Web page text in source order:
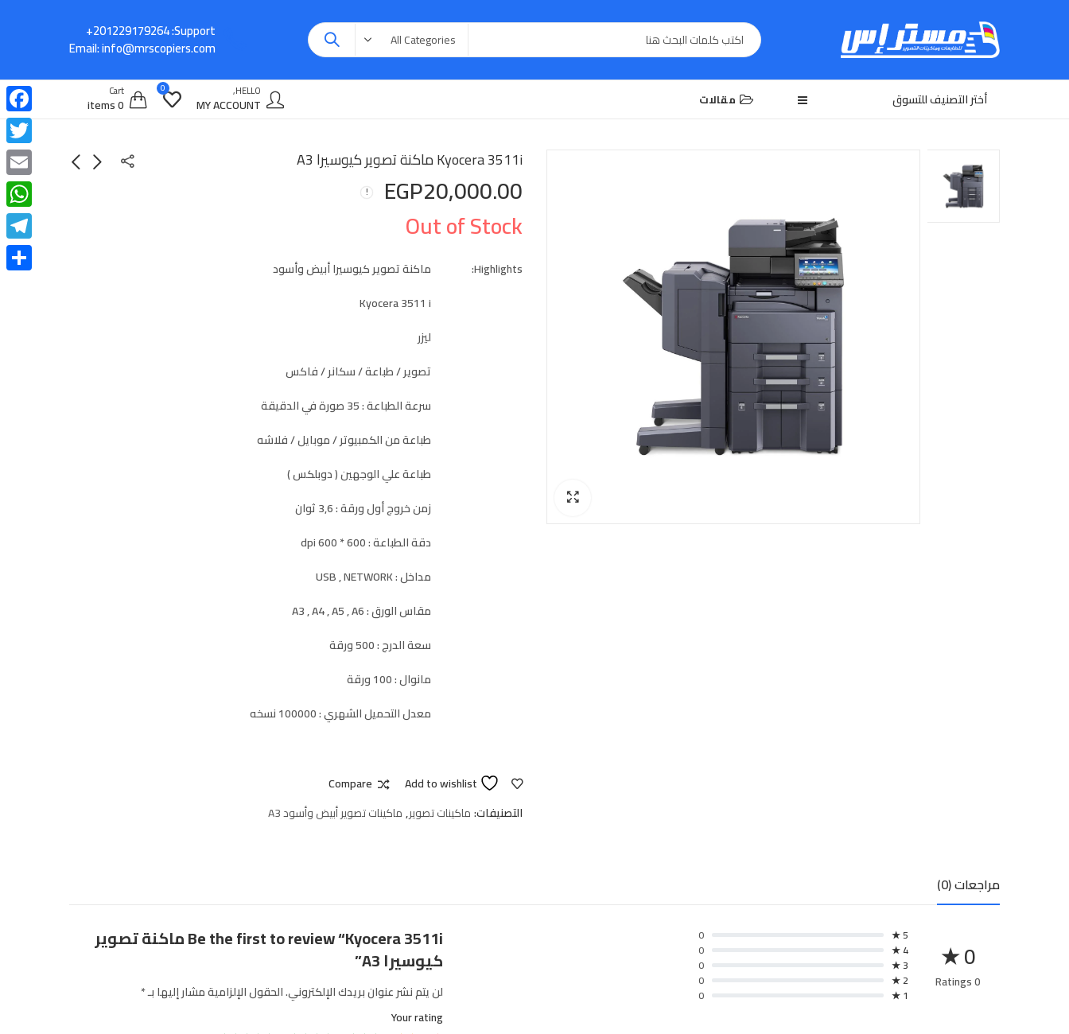
Support:
Email:info@mrscopiers.com
أختر التصنيف للتسوق مقالات HELLO,
MY ACCOUNT
0
Cart
0 items
Kyocera 3511i ماكنة تصوير كيوسيرا A3
EGP20,000.00
Out of Stock
Highlights:
ماكنة تصوير كيوسيرا أبيض وأسود
Kyocera 3511 i
ليزر
تصوير / طباعة / سكانر / فاكس
سرعة الطباعة : 35 صورة في الدقيقة
طباعة من الكمبيوتر / موبايل / فلاشه
طباعة علي الوجهين ( دوبلكس )
زمن خروج أول ورقة : 3,6 ثوان
دقة الطباعة : 600 * 600 dpi
مداخل : USB , NETWORK
مقاس الورق : A3 , A4 , A5 , A6
سعة الدرج : 500 ورقة
مانوال : 100 ورقة
معدل التحميل الشهري : 100000 نسخه
Add to wishlist
Compare
التصنيفات:ماكينات تصوير,ماكينات تصوير أبيض وأسود A3
مراجعات (0)
0 ★
0 Ratings
5 ★
0
4 ★
0
3 ★
0
2 ★
0
1 ★
0
Be the first to review “Kyocera 3511i ماكنة تصوير
كيوسيرا A3”
لن يتم نشر عنوان بريدك الإلكتروني.الحقول الإلزامية مشار إليها بـ*
Your rating
Email